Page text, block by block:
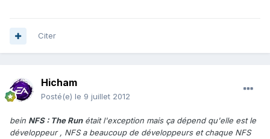
Citer
Hicham
Posté(e) le 9 juillet 2012
bein NFS : The Runétait l'exception mais ça dépend qu'elle est le
développeur , NFS a beaucoup de développeurs et chaque NFS